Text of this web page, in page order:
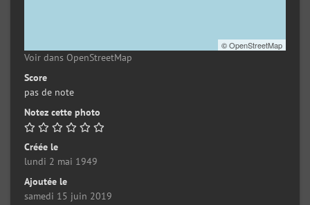
©OpenStreetMap
Voir dans OpenStreetMap
Score
pas de note
Notez cette photo
Créée le
lundi 2 mai 1949
Ajoutée le
samedi 15 juin 2019